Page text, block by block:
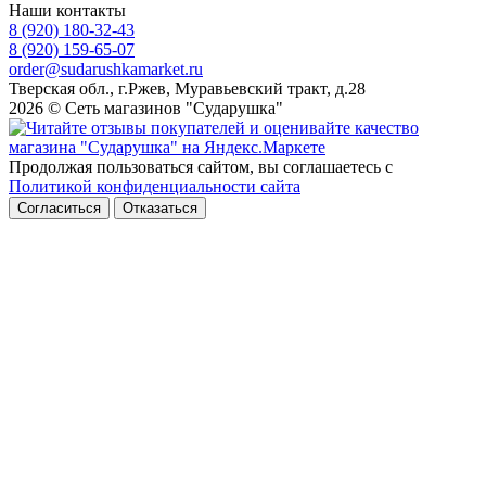
Наши контакты
8 (920) 180-32-43
8 (920) 159-65-07
order@sudarushkamarket.ru
Тверская обл., г.Ржев, Муравьевский тракт, д.28
2026 © Сеть магазинов "Сударушка"
Продолжая пользоваться сайтом, вы соглашаетесь с
Политикой конфиденциальности сайта
Согласиться Отказаться